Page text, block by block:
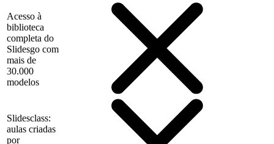
Acesso à
biblioteca
completa do
Slidesgo com
mais de
30.000
modelos
Slidesclass:
aulas criadas
por